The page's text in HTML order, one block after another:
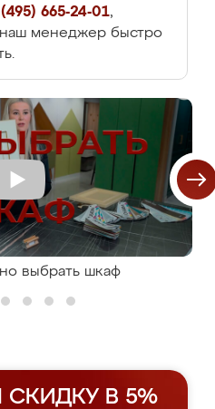
665-24-01,
менеджер быстро
выбрать шкаф
В 5%